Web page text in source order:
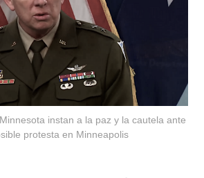
instan a la paz y la cautela ante
protesta en Minneapolis